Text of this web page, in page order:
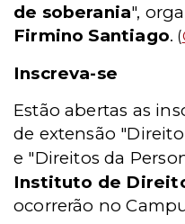
de soberania",
Firmino Santiago. (
Inscreva-se
Estão abertas as
de extensão
e "Direitos da
Instituto de
ocorrerão no